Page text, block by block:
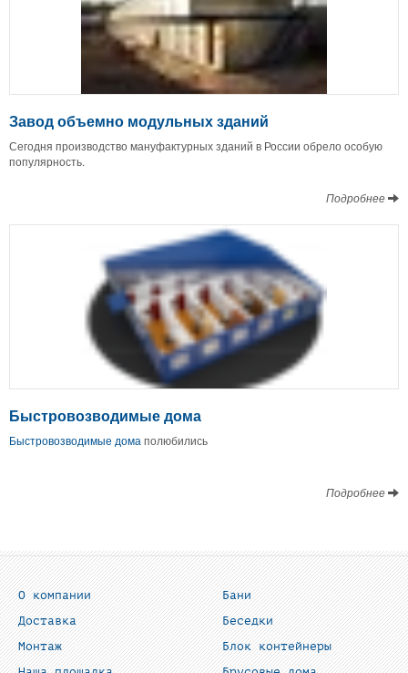
Завод объемно модульных зданий
Сегодня производство мануфактурных зданий в России обрело особую
популярность.
Подробнее
Быстровозводимые дома
Быстровозводимые дома полюбились
Подробнее
О компании
Доставка
Монтаж
Бани
Беседки
Блок контейнеры